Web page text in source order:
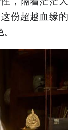
份超越血缘的